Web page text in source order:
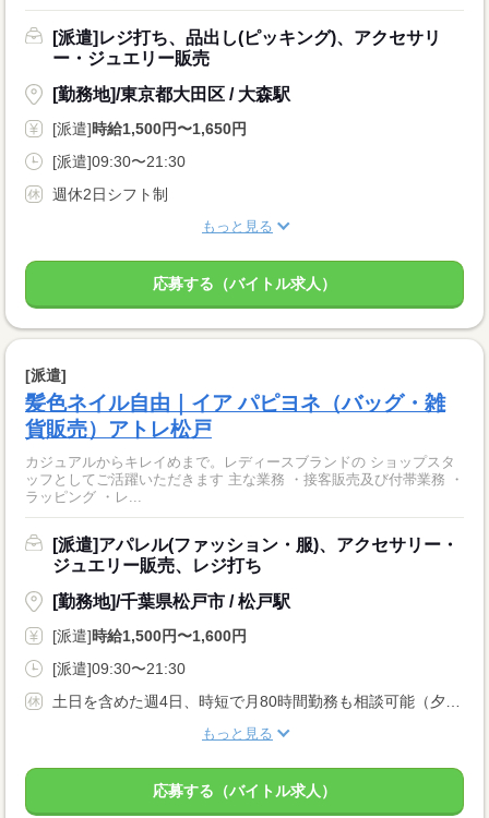
[派遣]レジ打ち、品出し(ピッキング)、アクセサリ
ー・ジュエリー販売
[勤務地]/東京都大田区 / 大森駅
[派遣]時給1,500円〜1,650円
[派遣]09:30〜21:30
週休2日シフト制
もっと見る
応募する（バイトル求人）
[派遣]
髪色ネイル自由｜イア パピヨネ（バッグ・雑
貨販売）アトレ松戸
カジュアルからキレイめまで。レディースブランドの ショップスタ
ッフとしてご活躍いただきます 主な業務 ・接客販売及び付帯業務 ・
ラッピング ・レ...
[派遣]アパレル(ファッション・服)、アクセサリー・
ジュエリー販売、レジ打ち
[勤務地]/千葉県松戸市 / 松戸駅
[派遣]時給1,500円〜1,600円
[派遣]09:30〜21:30
土日を含めた週4日、時短で月80時間勤務も相談可能（夕方〜ラストまで）
もっと見る
応募する（バイトル求人）